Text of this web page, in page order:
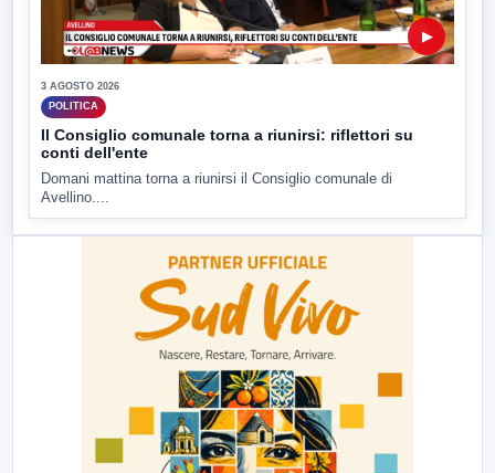
▶
3 AGOSTO 2026
POLITICA
Il Consiglio comunale torna a riunirsi: riflettori su
conti dell'ente
Domani mattina torna a riunirsi il Consiglio comunale di
Avellino....